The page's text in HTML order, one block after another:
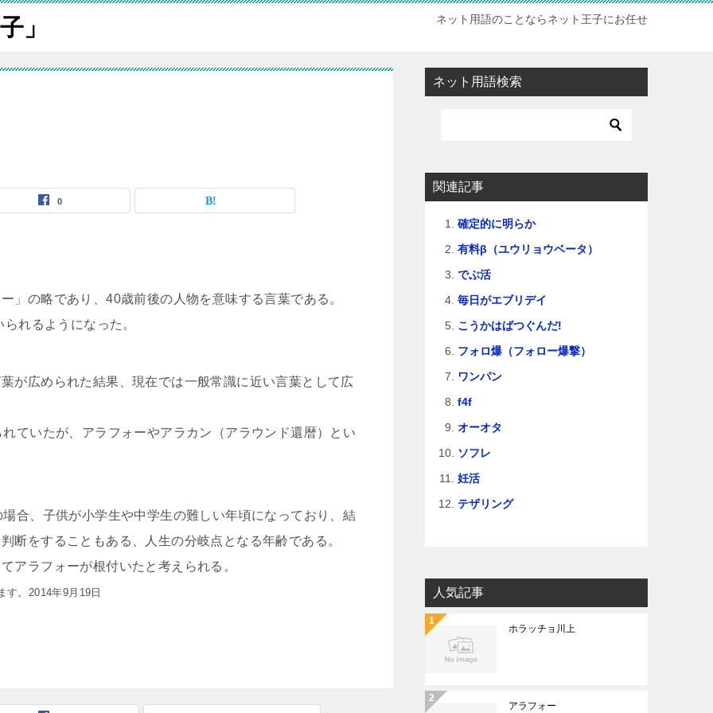
」 ネット用語のことならネット王子にお任せ
0
」の略であり、40歳前後の人物を意味する言葉である。
れるようになった。
が広められた結果、現在では一般常識に近い言葉として広
ていたが、アラフォーやアラカン（アラウンド還暦）とい
合、子供が小学生や中学生の難しい年頃になっており、結
断をすることもある、人生の分岐点となる年齢である。
アラフォーが根付いたと考えられる。
。2014年9月19日
ネット用語検索
関連記事
確定的に明らか
有料β（ユウリョウベータ）
でぶ活
毎日がエブリデイ
こうかはばつぐんだ!
フォロ爆（フォロー爆撃）
ワンパン
f4f
オーオタ
ソフレ
妊活
テザリング
人気記事
ホラッチョ川上
アラフォー